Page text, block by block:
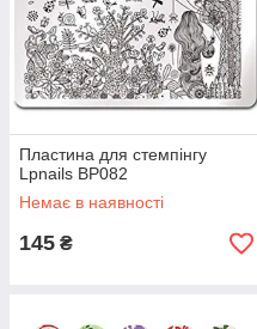
Пластина для стемпінгу
Lpnails BP082
Немає в наявності
145 ₴